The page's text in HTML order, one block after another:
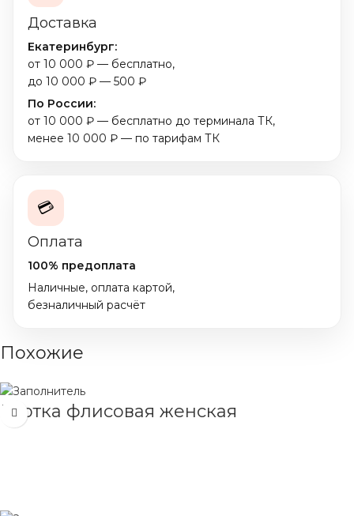
Доставка
Екатеринбург:
от 10 000 ₽ — бесплатно,
до 10 000 ₽ — 500 ₽
По России:
от 10 000 ₽ — бесплатно до терминала ТК,
менее 10 000 ₽ — по тарифам ТК
💳
Оплата
100% предоплата
Наличные, оплата картой,
безналичный расчёт
Похожие
Куртка флисовая женская